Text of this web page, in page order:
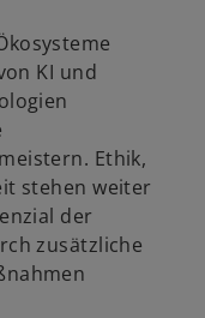
KI und
Ethik,
stehen weiter
der
zusätzliche